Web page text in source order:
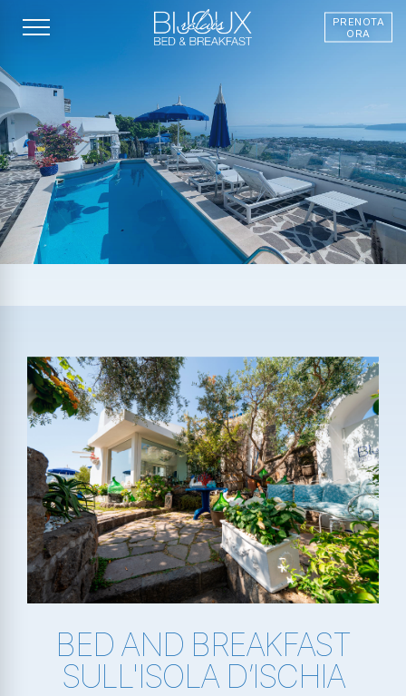
PRENOTA
ORA
BED AND BREAKFAST
SULL'ISOLA D’ISCHIA
Le tue preferenze relative alla privacy